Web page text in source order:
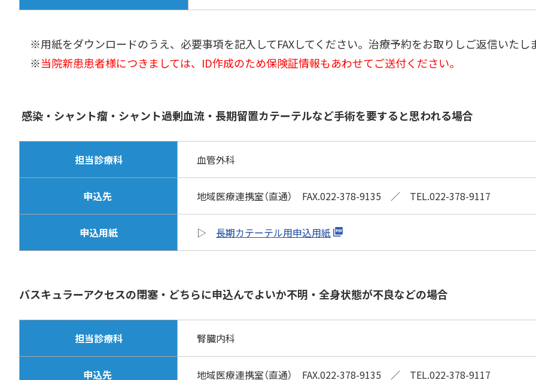
※用紙をダウンロードのうえ、必要事項を記入してFAXしてください。治療予約をお取りしご返信いたし
※当院新患患者様につきましては、ID作成のため保険証情報もあわせてご送付ください。
感染・シャント瘤・シャント過剰血流・長期留置カテーテルなど手術を要すると思われる場合
担当診療科 血管外科
申込先 地域医療連携室（直通） FAX.022-378-9135 ／ TEL.022-378-9117
申込用紙 ▷ 長期カテーテル用申込用紙
バスキュラーアクセスの閉塞・どちらに申込んでよいか不明・全身状態が不良などの場合
担当診療科 腎臓内科
申込先 地域医療連携室（直通） FAX.022-378-9135 ／ TEL.022-378-9117